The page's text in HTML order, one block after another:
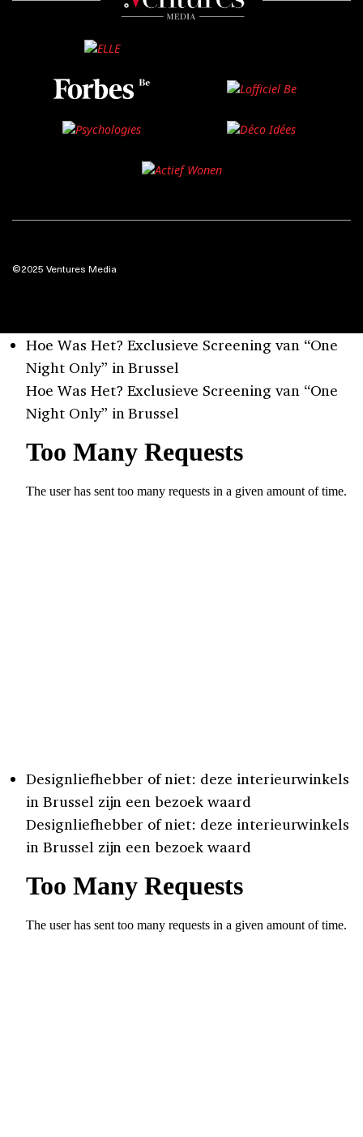
©2025 Ventures Media
Hoe Was Het? Exclusieve Screening van “One
Night Only” in Brussel
Hoe Was Het? Exclusieve Screening van “One
Night Only” in Brussel
Designliefhebber of niet: deze interieurwinkels
in Brussel zijn een bezoek waard
Designliefhebber of niet: deze interieurwinkels
in Brussel zijn een bezoek waard